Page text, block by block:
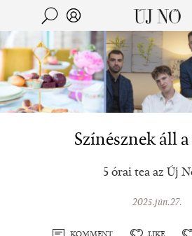
Jump to
Kereső
Színésznek áll
5 órai tea az Új
2025.jún.27.